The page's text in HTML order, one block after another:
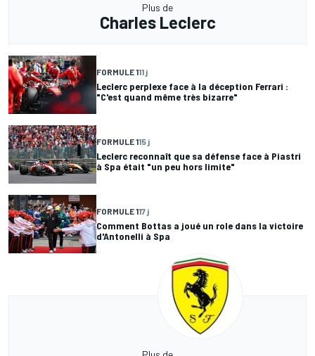
Plus de
Charles Leclerc
FORMULE 111 j
Leclerc perplexe face à la déception Ferrari :
"C'est quand même très bizarre"
FORMULE 115 j
Leclerc reconnaît que sa défense face à Piastri
à Spa était "un peu hors limite"
FORMULE 117 j
Comment Bottas a joué un role dans la victoire
d'Antonelli à Spa